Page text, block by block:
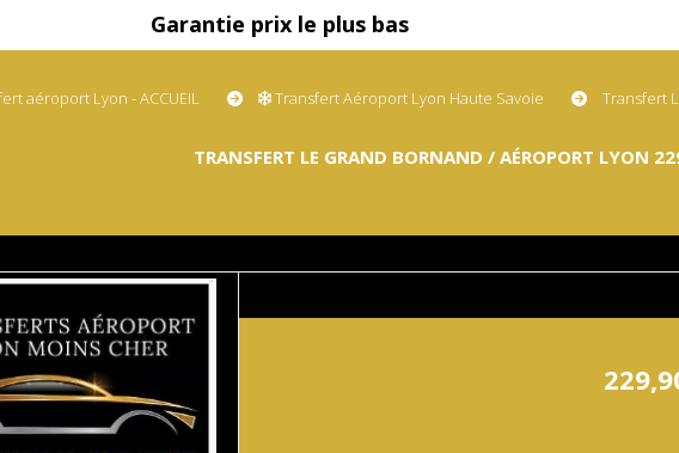
Garantie prix le plus bas
aéroport Lyon - ACCUEIL Transfert Aéroport Lyon Haute Savoie Transfert
TRANSFERT LE GRAND BORNAND / AÉROPORT LYON